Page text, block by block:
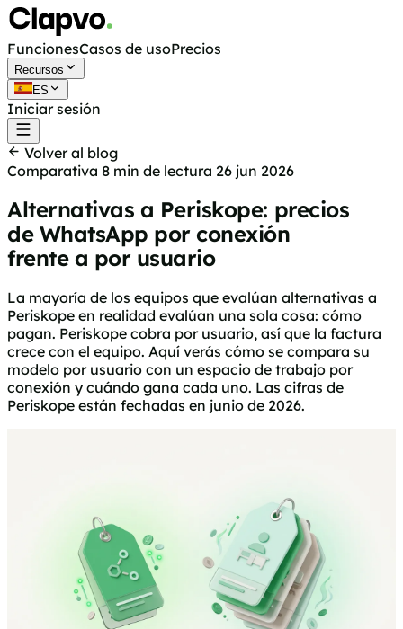
FuncionesCasos de usoPrecios
Recursos
ES
Iniciar sesión
Volver al blog
Comparativa 8 min de lectura 26 jun 2026
Alternativas a Periskope: precios
de WhatsApp por conexión
frente a por usuario
La mayoría de los equipos que evalúan alternativas a
Periskope en realidad evalúan una sola cosa: cómo
pagan. Periskope cobra por usuario, así que la factura
crece con el equipo. Aquí verás cómo se compara su
modelo por usuario con un espacio de trabajo por
conexión y cuándo gana cada uno. Las cifras de
Periskope están fechadas en junio de 2026.